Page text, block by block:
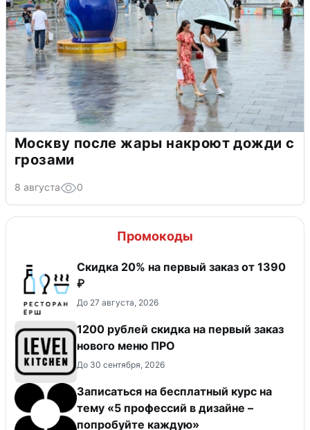
Москву после жары накроют дожди с
грозами
8 августа 0
Промокоды
Скидка 20% на первый заказ от 1390
₽
До 27 августа, 2026
​1200 рублей скидка на первый заказ
нового меню ПРО
До 30 сентября, 2026
Записаться на бесплатный курс на
тему «5 профессий в дизайне –
попробуйте каждую»